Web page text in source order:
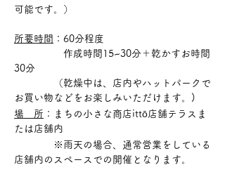
可能です。）
所要時間 ：60分程度
作成時間15~30分＋乾かすお時間
30分
（乾燥中は、店内やハットパークで
お買い物などをお楽しみいただけます。)
場　所 ：まちの小さな商店ittō店舗テラスま
たは店舗内
※雨天の場合、通常営業をしている
店舗内のスペースでの開催となります。